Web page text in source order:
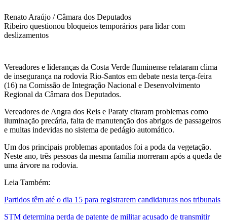
Renato Araújo / Câmara dos Deputados
Ribeiro questionou bloqueios temporários para lidar com
deslizamentos
Vereadores e lideranças da Costa Verde fluminense relataram clima
de insegurança na rodovia Rio-Santos em debate nesta terça-feira
(16) na Comissão de Integração Nacional e Desenvolvimento
Regional da Câmara dos Deputados.
Vereadores de Angra dos Reis e Paraty citaram problemas como
iluminação precária, falta de manutenção dos abrigos de passageiros
e multas indevidas no sistema de pedágio automático.
Um dos principais problemas apontados foi a poda da vegetação.
Neste ano, três pessoas da mesma família morreram após a queda de
uma árvore na rodovia.
Leia Também:
Partidos têm até o dia 15 para registrarem candidaturas nos tribunais
STM determina perda de patente de militar acusado de transmitir